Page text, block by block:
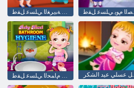
ﻖﻳﺪﺻ ﺔﺒﻳﺮﻐﻟﺍ ﻲﻠﺴﻋ ﻞﻔﻃ ﻞﻔﻃ